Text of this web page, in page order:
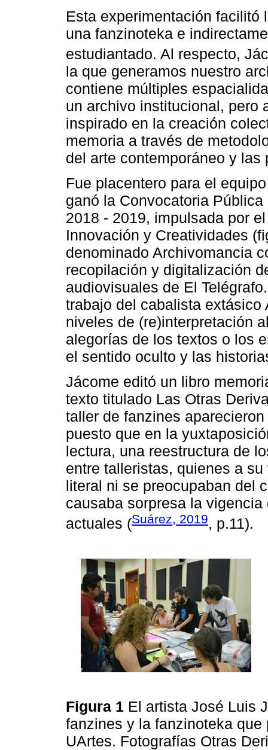
Esta experimentación facilitó
una fanzinoteka e
estudiantado. Al respecto,
la que generamos nuestro
contiene múltiples
un archivo institucional, pero
inspirado en la creación
memoria a través de
del arte contemporáneo y
Fue placentero para el
ganó la Convocatoria
2018 - 2019, impulsada por
Innovación y Creatividades
denominado Archivomancia
recopilación y digitalización
audiovisuales de El
trabajo del cabalista extásico
niveles de (re)interpretación
alegorías de los textos o los
el sentido oculto y las
Jácome editó un libro
texto titulado Las Otras
taller de fanzines
puesto que en la
lectura, una reestructura de
entre talleristas, quienes a
literal ni se preocupaban del
causaba sorpresa la
actuales (Suárez, 2019, p.11).
Figura 1 El artista José Luis
fanzines y la fanzinoteka
UArtes. Fotografías Otras